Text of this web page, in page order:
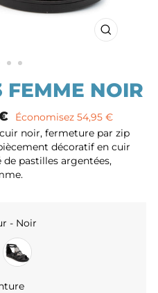
FERMER
NOIR
Économisez 54,95 €
noir, fermeture par zip
décoratif en cuir
pastilles argentées,
- Noir